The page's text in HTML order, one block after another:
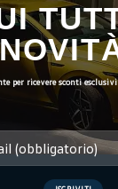
per ricevere sconti